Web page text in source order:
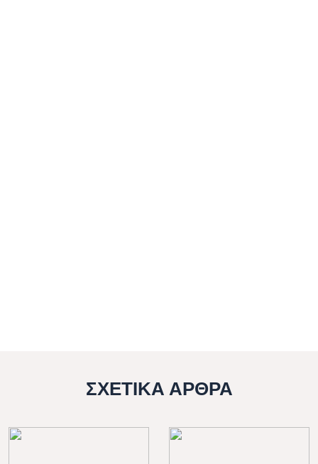
ΣΧΕΤΙΚΑ ΑΡΘΡΑ